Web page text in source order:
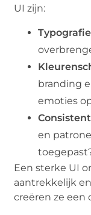
UI zijn:
branding
emoties
en
Een sterke UI
aantrekkelijk
creëren ze een